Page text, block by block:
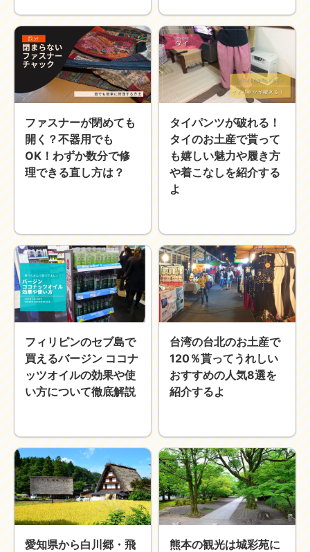
ファスナーが閉めても
開く？不器用でも
OK！わずか数分で修
理できる直し方は？
タイパンツが破れる！
タイのお土産で貰って
も嬉しい魅力や履き方
や着こなしを紹介する
よ
フィリピンのセブ島で
買えるバージン ココナ
ッツオイルの効果や使
い方について徹底解説
台湾の台北のお土産で
120％貰ってうれしい
おすすめの人気8選を
紹介するよ
愛知県から白川郷・飛
熊本の観光は城彩苑に